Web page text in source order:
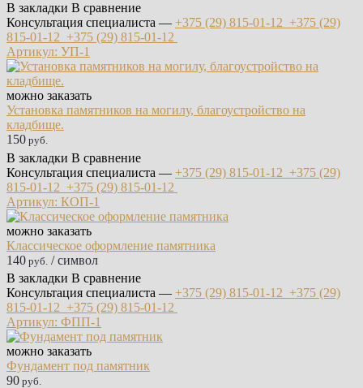
В закладки В сравнение
Консультация специалиста — +375 (29) 815-01-12 +375 (29)
815-01-12 +375 (29) 815-01-12
Артикул: УП-1
можно заказать
Установка памятников на могилу, благоустройство на
кладбище.
150 руб.
В закладки В сравнение
Консультация специалиста — +375 (29) 815-01-12 +375 (29)
815-01-12 +375 (29) 815-01-12
Артикул: КОП-1
можно заказать
Классическое оформление памятника
140 руб. / символ
В закладки В сравнение
Консультация специалиста — +375 (29) 815-01-12 +375 (29)
815-01-12 +375 (29) 815-01-12
Артикул: ФПП-1
можно заказать
Фундамент под памятник
90 руб.